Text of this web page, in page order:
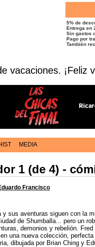
5% de
Entrega en
Sin gastos
Pago por
También
vacaciones. ¡Feliz
MEDIA
1 (de 4) -
Francisco
y sus aventuras siguen con la
de Shumballa... pero un
demonios y rebelión. Fred
una nueva colección,
dibujada por Brian Ching y